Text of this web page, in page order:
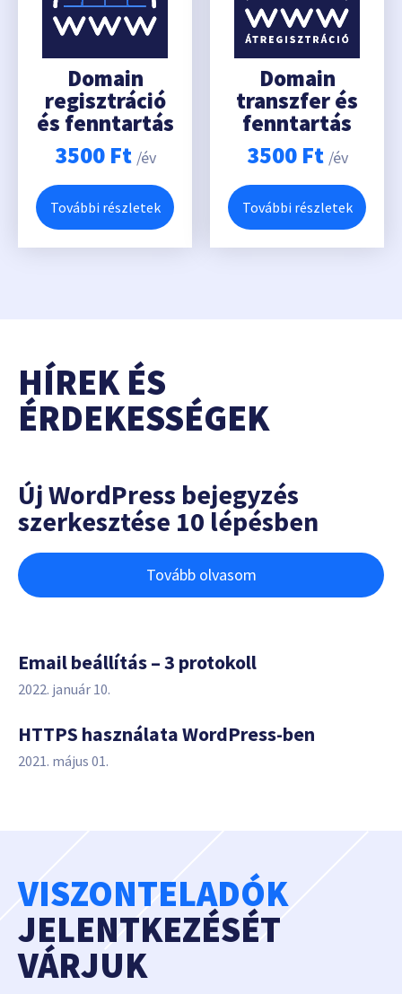
Domain
regisztráció
és fenntartás
3500 Ft /év
További részletek
Domain
transzfer és
fenntartás
3500 Ft /év
További részletek
HÍREK ÉS
ÉRDEKESSÉGEK
Új WordPress bejegyzés
szerkesztése 10 lépésben
Tovább olvasom
Email beállítás – 3 protokoll
2022. január 10.
HTTPS használata WordPress-ben
2021. május 01.
VISZONTELADÓK
JELENTKEZÉSÉT
VÁRJUK